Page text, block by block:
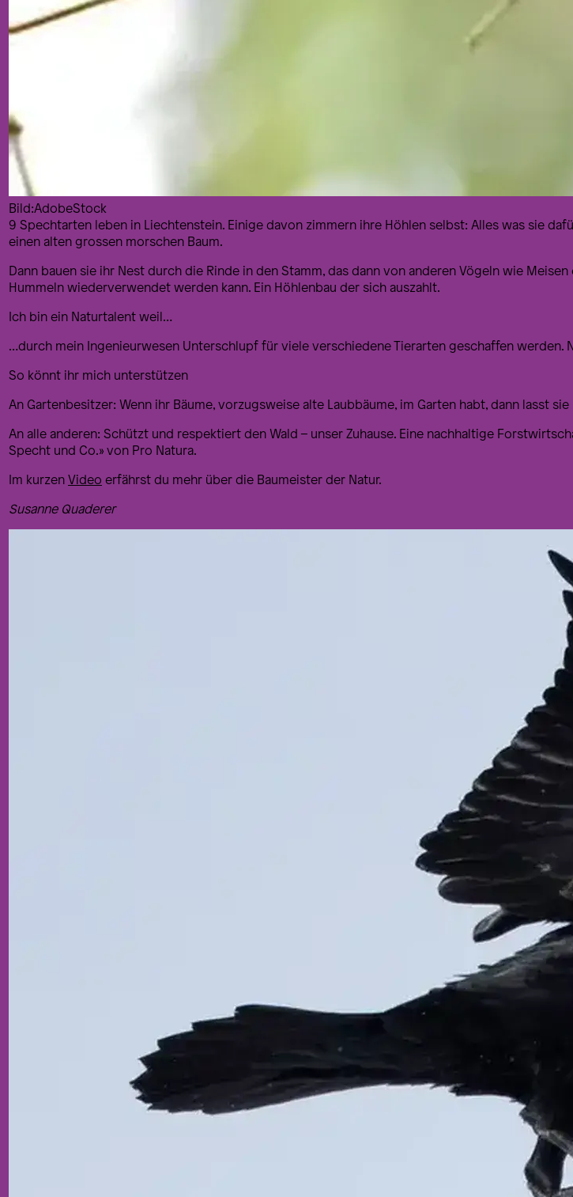
Bild:AdobeStock
9 Spechtarten leben in Liechtenstein. Einige davon zimmern ihre Höhlen selbst: Alles was sie
einen alten grossen morschen Baum.
Dann bauen sie ihr Nest durch die Rinde in den Stamm, das dann von anderen Vögeln wie
Hummeln wiederverwendet werden kann. Ein Höhlenbau der sich auszahlt.
Ich bin ein Naturtalent weil…
…durch mein Ingenieurwesen Unterschlupf für viele verschiedene Tierarten geschaffen werden.
So könnt ihr mich unterstützen
An Gartenbesitzer: Wenn ihr Bäume, vorzugsweise alte Laubbäume, im Garten habt, dann lasst
An alle anderen: Schützt und respektiert den Wald – unser Zuhause. Eine nachhaltige
Specht und Co.» von Pro Natura.
Im kurzenVideo erfährst du mehr über die Baumeister der Natur.
Susanne Quaderer